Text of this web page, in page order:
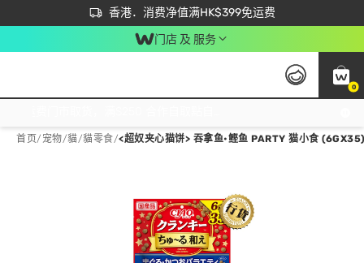
香港．消费净值满HK$399免运费
立即成为易赏钱会员尽享独家优惠
首次APP下单买满$450 输入 NEWAPP 即减$50
门店 及 服务
0
首页/ 宠物/貓/貓零食/<超奴夹心猫饼> 吞拿鱼•鲣鱼 PARTY 猫小食